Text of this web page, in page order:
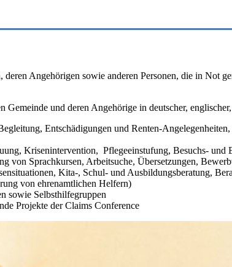
Angehörigen sowie anderen Personen, die in Not
und deren Angehörige in deutscher,
Entschädigungen und Renten-
Krisenintervention, Pflegeeinstufung, Besuchs-
von Sprachkursen, Arbeitsuche, Übersetzungen,
Kita-, Schul- und Ausbildungsberatung,
von ehrenamtlichen Helfern)
sowie Selbsthilfegruppen
Projekte der Claims Conference